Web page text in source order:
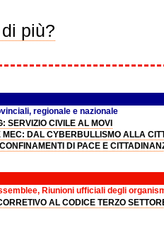
più?
regionale e nazionale
SERVIZIO CIVILE AL MOVI
MEC: DAL CYBERBULLISMO ALLA
DI PACE E
Riunioni ufficiali degli
AL CODICE TERZO